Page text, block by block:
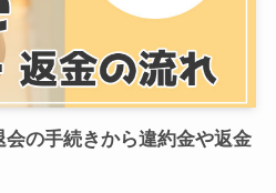
会の手続きから違約金や返金